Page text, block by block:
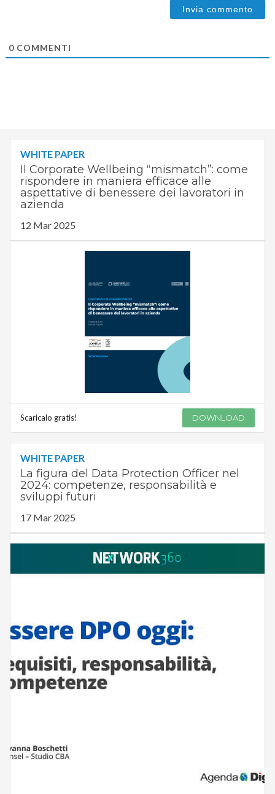
0COMMENTI
WHITE PAPER
Il Corporate Wellbeing “mismatch”: come
rispondere in maniera efficace alle
aspettative di benessere dei lavoratori in
azienda
12 Mar 2025
Scaricalo gratis! DOWNLOAD
WHITE PAPER
La figura del Data Protection Officer nel
2024: competenze, responsabilità e
sviluppi futuri
17 Mar 2025